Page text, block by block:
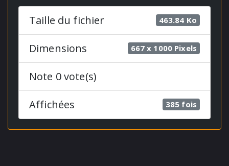
Taille du fichier 463.84 Ko
Dimensions 667 x 1000 Pixels
Note 0 vote(s)
Affichées 385 fois